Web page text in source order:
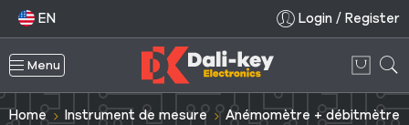
EN Login / Register
Menu
Home Instrument de mesure
Anémomètre + débitmètre